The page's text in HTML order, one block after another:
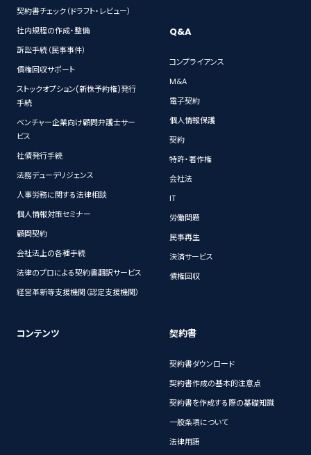
契約書チェック（ドラフト・レビュー）
社内規程の作成・整備
訴訟手続（民事事件）
債権回収サポート
ストックオプション(新株予約権)発行
手続
ベンチャー企業向け顧問弁護士サー
ビス
社債発行手続
法務デューデリジェンス
人事労務に関する法律相談
個人情報対策セミナー
顧問契約
会社法上の各種手続
法律のプロによる契約書翻訳サービス
経営革新等支援機関（認定支援機関）
Q&A
コンプライアンス
M&A
電子契約
個人情報保護
契約
特許・著作権
会社法
IT
労働問題
民事再生
決済サービス
債権回収
コンテンツ 契約書
契約書ダウンロード
契約書作成の基本的注意点
契約書を作成する際の基礎知識
一般条項について
法律用語